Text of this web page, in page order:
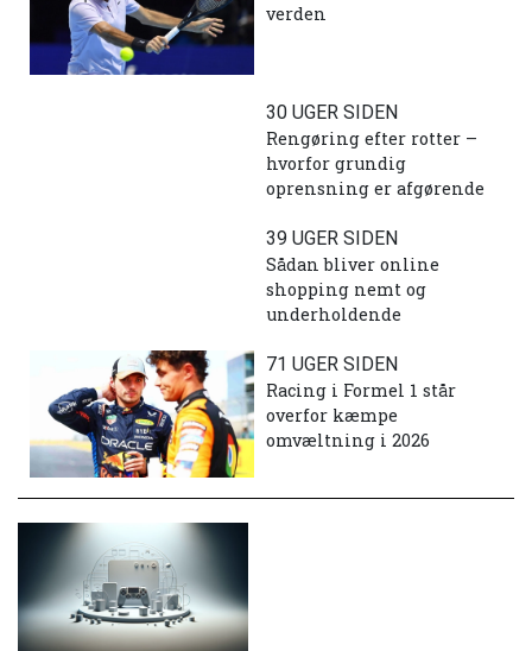
verden
30 UGER SIDEN
Rengøring efter rotter –
hvorfor grundig
oprensning er afgørende
39 UGER SIDEN
Sådan bliver online
shopping nemt og
underholdende
71 UGER SIDEN
Racing i Formel 1 står
overfor kæmpe
omvæltning i 2026